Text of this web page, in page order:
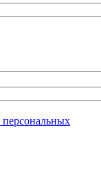
персональных